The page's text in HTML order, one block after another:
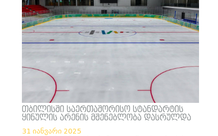
თბილისში საერთაშორისო სტანდარტის
ყინულის არენის მშენებლობა დასრულდა
31 იანვარი 2025